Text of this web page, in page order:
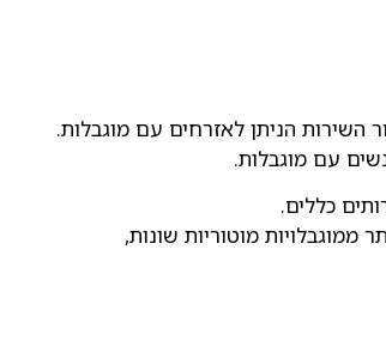
עם מוגבלות.
ממוגבלויות מוטוריות שונות,